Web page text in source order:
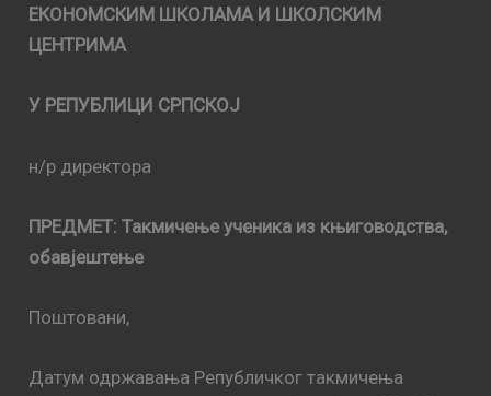
ЕКОНОМСКИМ ШКОЛАМА И ШКОЛСКИМ
ЦЕНТРИМА
У РЕПУБЛИЦИ СРПСКОЈ
н/р директора
ПРЕДМЕТ: Такмичење ученика из књиговодства,
обавјештење
Поштовани,
Датум одржавања Републичког такмичења